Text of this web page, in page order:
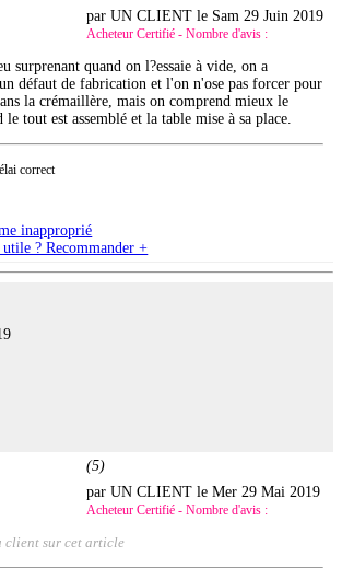
par UN CLIENT le Sam 29 Juin 2019
Acheteur Certifié - Nombre d'avis :
surprenant quand on l?essaie à vide, on a
défaut de fabrication et l'on n'ose pas forcer pour
la crémaillère, mais on comprend mieux le
tout est assemblé et la table mise à sa place.
correct
inapproprié
? Recommander +
(5)
par UN CLIENT leMer 29 Mai 2019
Acheteur Certifié - Nombre d'avis :
client sur cet article